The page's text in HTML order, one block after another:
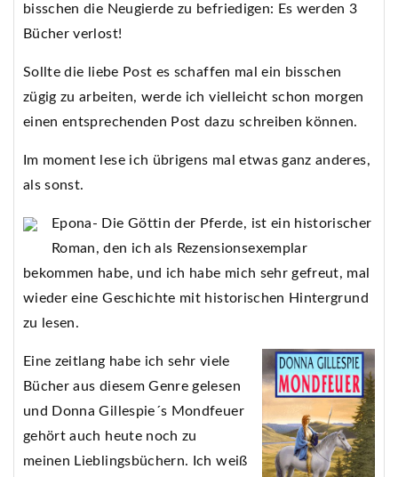
bisschen die Neugierde zu befriedigen: Es werden 3
Bücher verlost!
Sollte die liebe Post es schaffen mal ein bisschen
zügig zu arbeiten, werde ich vielleicht schon morgen
einen entsprechenden Post dazu schreiben können.
Im moment lese ich übrigens mal etwas ganz anderes,
als sonst.
Epona- Die Göttin der Pferde, ist ein historischer
Roman, den ich als Rezensionsexemplar
bekommen habe, und ich habe mich sehr gefreut, mal
wieder eine Geschichte mit historischen Hintergrund
zu lesen.
Eine zeitlang habe ich sehr viele
Bücher aus diesem Genre gelesen
und Donna Gillespie´s Mondfeuer
gehört auch heute noch zu
meinen Lieblingsbüchern. Ich weiß